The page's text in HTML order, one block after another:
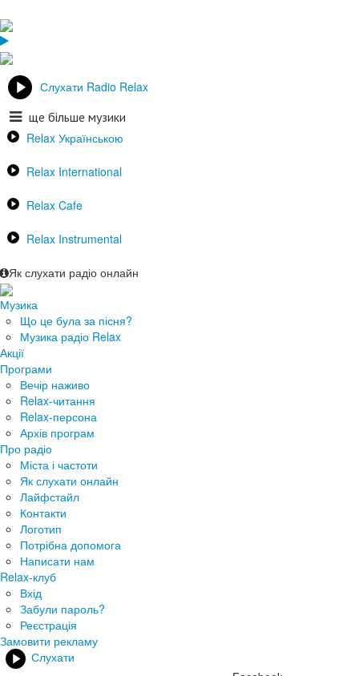
Слухати Radio Relax
ще більше музики
Relax Українською
Relax International
Relax Cafe
Relax Instrumental
Як слухати радіо онлайн
Музика
Що це була за пісня?
Музика радіо Relax
Акції
Програми
Вечір наживо
Relax-читання
Relax-персона
Архів програм
Про радіо
Міста і частоти
Як слухати онлайн
Лайфстайл
Контакти
Логотип
Потрібна допомога
Написати нам
Relax-клуб
Вхід
Забули пароль?
Реєстрація
Замовити рекламу
Слухати